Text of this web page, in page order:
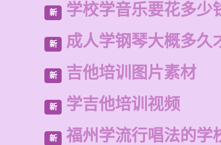
新 学校学音乐要花多少
新 成人学钢琴大概多久
新 吉他培训图片素材
新 学吉他培训视频
新 福州学流行唱法的学